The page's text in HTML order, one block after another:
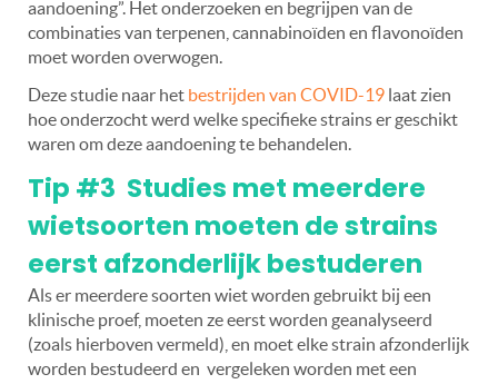
aandoening”. Het onderzoeken en begrijpen van de
combinaties van terpenen, cannabinoïden en flavonoïden
moet worden overwogen.
Deze studie naar het bestrijden van COVID-19 laat zien
hoe onderzocht werd welke specifieke strains er geschikt
waren om deze aandoening te behandelen.
Tip #3 Studies met meerdere
wietsoorten moeten de strains
eerst afzonderlijk bestuderen
Als er meerdere soorten wiet worden gebruikt bij een
klinische proef, moeten ze eerst worden geanalyseerd
(zoals hierboven vermeld), en moet elke strain afzonderlijk
worden bestudeerd en vergeleken worden met een